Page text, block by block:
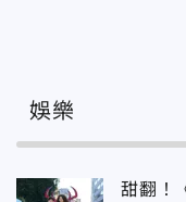
娛樂
甜翻！